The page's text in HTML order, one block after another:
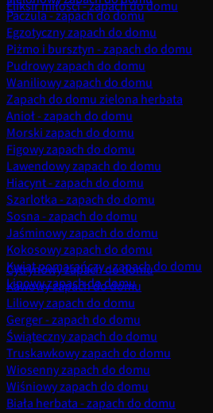
Eliksir miłości - zapach do domu
Paczula - zapach do domu
Egzotyczny zapach do domu
Piżmo i bursztyn - zapach do domu
Pudrowy zapach do domu
Waniliowy zapach do domu
Zapach do domu zielona herbata
Anioł - zapach do domu
Morski zapach do domu
Figowy zapach do domu
Lawendowy zapach do domu
Hiacynt - zapach do domu
Szarlotka - zapach do domu
Sosna - zapach do domu
Jaśminowy zapach do domu
Kokosowy zapach do domu
Kwiat pomarańczy - zapach do domu
Lipowy zapach do domu
Cytrynowy zapach do domu
Kawowy zapach do domu
Liliowy zapach do domu
Gerger - zapach do domu
Świąteczny zapach do domu
Truskawkowy zapach do domu
Wiosenny zapach do domu
Wiśniowy zapach do domu
Biała herbata - zapach do domu